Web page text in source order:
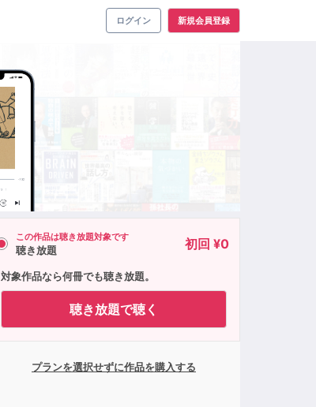
ログイン 新規会員登録
この作品は聴き放題対象です
聴き放題 初回 ¥0
対象作品なら何冊でも聴き放題。
聴き放題で聴く
プランを選択せずに作品を購入する